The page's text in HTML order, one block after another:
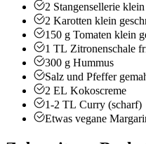
2 Stangensellerie klein
2 Karotten klein
150 g Tomaten klein
1 TL Zitronenschale
300 g Hummus
Salz und Pfeffer
2 EL Kokoscreme
1-2 TL Curry (scharf)
Etwas vegane